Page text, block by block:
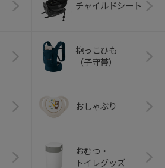
チャイルドシート
抱っこひも
（子守帯）
おしゃぶり
おむつ・
トイレグッズ